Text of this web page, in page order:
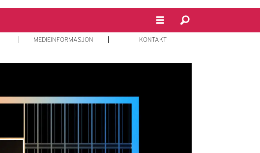
MEDIEINFORMASJON KONTAKT